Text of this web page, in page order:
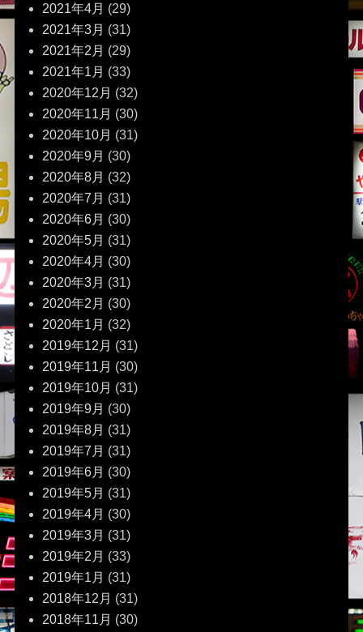
2021年4月 (29)
2021年3月 (31)
2021年2月 (29)
2021年1月 (33)
2020年12月 (32)
2020年11月 (30)
2020年10月 (31)
2020年9月 (30)
2020年8月 (32)
2020年7月 (31)
2020年6月 (30)
2020年5月 (31)
2020年4月 (30)
2020年3月 (31)
2020年2月 (30)
2020年1月 (32)
2019年12月 (31)
2019年11月 (30)
2019年10月 (31)
2019年9月 (30)
2019年8月 (31)
2019年7月 (31)
2019年6月 (30)
2019年5月 (31)
2019年4月 (30)
2019年3月 (31)
2019年2月 (33)
2019年1月 (31)
2018年12月 (31)
2018年11月 (30)